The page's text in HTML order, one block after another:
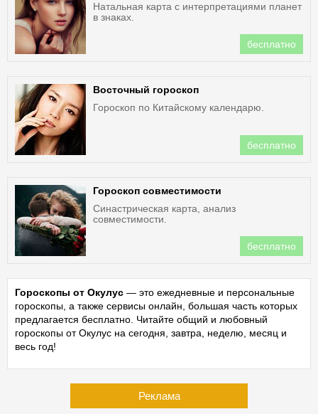
Натальная карта с интерпретациями планет
в знаках.
бесплатно
Восточный гороскоп
Гороскоп по Китайскому календарю.
бесплатно
Гороскоп совместимости
Синастрическая карта, анализ
совместимости.
бесплатно
Гороскопы от Окулус — это ежедневные и персональные
гороскопы, а также сервисы онлайн, большая часть которых
предлагается бесплатно. Читайте общий и любовный
гороскопы от Окулус на сегодня, завтра, неделю, месяц и
весь год!
Реклама